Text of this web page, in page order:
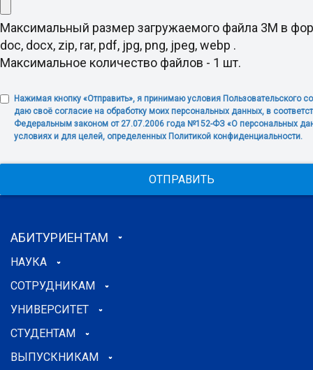
Максимальный размер загружаемого файла 3M в
doc, docx, zip, rar, pdf, jpg, png, jpeg, webp .
Максимальное количество файлов - 1 шт.
Нажимая кнопку «Отправить», я принимаю условия Пользовательского
даю своё согласие на обработку моих персональных данных, в
Федеральным законом от 27.07.2006 года №152-ФЗ «О персональных
условиях и для целей, определенных Политикой конфиденциальности.
ОТПРАВИТЬ
АБИТУРИЕНТАМ
НАУКА
СОТРУДНИКАМ
УНИВЕРСИТЕТ
СТУДЕНТАМ
ВЫПУСКНИКАМ